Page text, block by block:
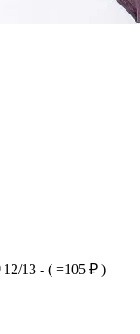
12/13 - ( =105 ₽ )